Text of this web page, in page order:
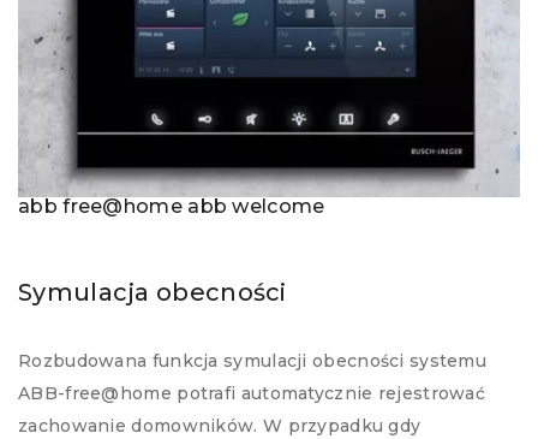
abb free@home abb welcome
Symulacja obecności
Rozbudowana funkcja symulacji obecności systemu
ABB-free@home potrafi automatycznie rejestrować
zachowanie domowników. W przypadku gdy